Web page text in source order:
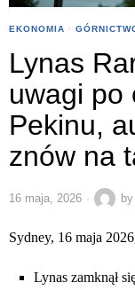
EKONOMIA ·
Lynas
uwagi po
Pekinu,
znów na
16 maja, 2026 by
Sydney, 16 maja
Lynas zamknął